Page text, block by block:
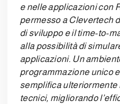
e nelle applicazioni con
permesso a Clevertech
di sviluppo e il time-to-
alla possibilità di
applicazioni. Un
programmazione unico
semplifica ulteriormente
tecnici, migliorando